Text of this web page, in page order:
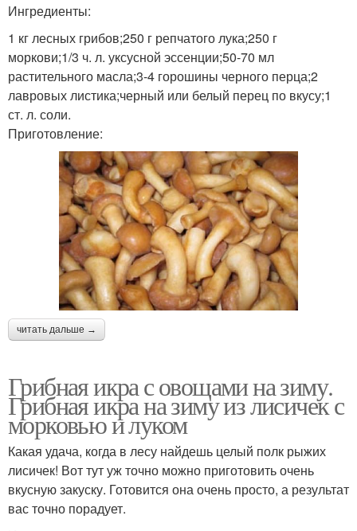
Ингредиенты:
1 кг лесных грибов;250 г репчатого лука;250 г
моркови;1/3 ч. л. уксусной эссенции;50-70 мл
растительного масла;3-4 горошины черного перца;2
лавровых листика;черный или белый перец по вкусу;1
ст. л. соли.
Приготовление:
читать дальше →
Грибная икра с овощами на зиму.
Грибная икра на зиму из лисичек с
морковью и луком
Какая удача, когда в лесу найдешь целый полк рыжих
лисичек! Вот тут уж точно можно приготовить очень
вкусную закуску. Готовится она очень просто, а результат
вас точно порадует.